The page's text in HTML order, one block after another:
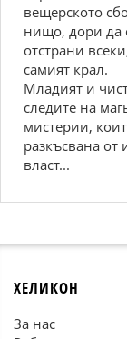
вещерското
нищо, дори да
отстрани
самият крал.
Младият и
следите на
мистерии,
разкъсвана
власт...
ХЕЛИКОН
За нас